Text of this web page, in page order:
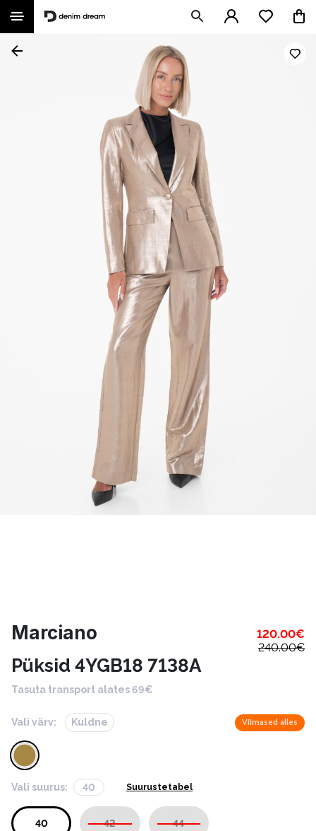
Marciano 120.00€
240.00€
Püksid 4YGB18 7138A
Tasuta transport alates 69€
Vali värv: Kuldne Viimased alles
Vali suurus: 40 Suurustetabel
40 42 44